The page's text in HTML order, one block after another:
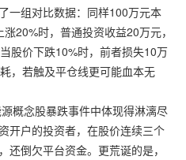
一组对比数据：同样100万元本
20%时，普通投资收益20万元，
股价下跌10%时，前者损失10万
，若触及平仓线更可能血本无
概念股暴跌事件中体现得淋漓尽
开户的投资者，在股价连续三个
还倒欠平台资金。更荒诞的是，